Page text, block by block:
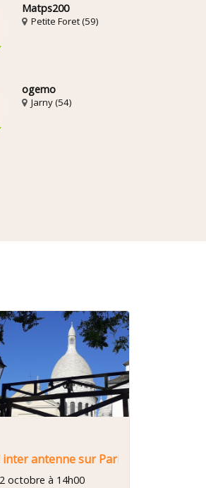
Matps200
Petite Foret (59)
ogemo
Jarny (54)
antenne sur Paris
octobre à 14h00